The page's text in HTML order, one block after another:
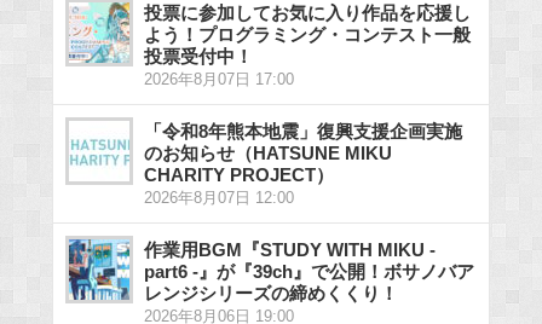
投票に参加してお気に入り作品を応援し
よう！プログラミング・コンテスト一般
投票受付中！
2026年8月07日 17:00
「令和8年熊本地震」復興支援企画実施
のお知らせ（HATSUNE MIKU
CHARITY PROJECT）
2026年8月07日 12:00
作業用BGM『STUDY WITH MIKU -
part6 -』が『39ch』で公開！ボサノバア
レンジシリーズの締めくくり！
2026年8月06日 19:00